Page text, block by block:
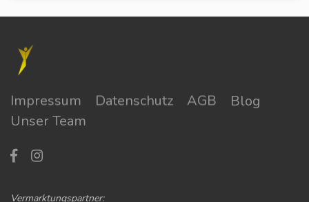
Impressum Datenschutz AGB
Blog
Unser Team
Vermarktungspartner: